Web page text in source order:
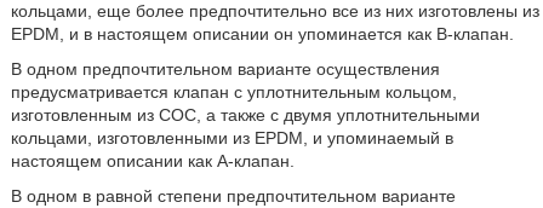
кольцами, еще более предпочтительно все из них изготовлены из
EPDM, и в настоящем описании он упоминается как B-клапан.
В одном предпочтительном варианте осуществления
предусматривается клапан с уплотнительным кольцом,
изготовленным из COC, а также с двумя уплотнительными
кольцами, изготовленными из EPDM, и упоминаемый в
настоящем описании как A-клапан.
В одном в равной степени предпочтительном варианте